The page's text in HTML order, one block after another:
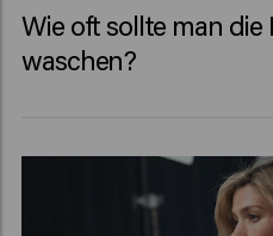
Wie oft sollte man
waschen?